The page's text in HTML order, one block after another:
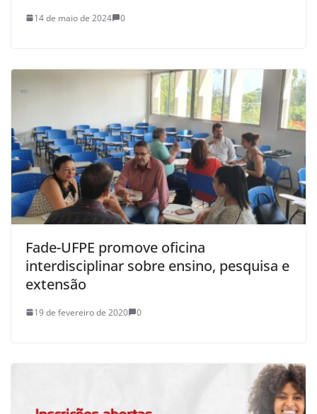
14 de maio de 2024 0
Fade-UFPE promove oficina
interdisciplinar sobre ensino, pesquisa e
extensão
19 de fevereiro de 2020 0